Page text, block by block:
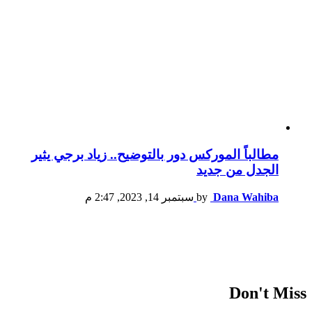
مطالباً الموركس دور بالتوضيح.. زياد برجي يثير
الجدل من جديد
by Dana Wahiba سبتمبر 14, 2023, 2:47 م
Don't Miss